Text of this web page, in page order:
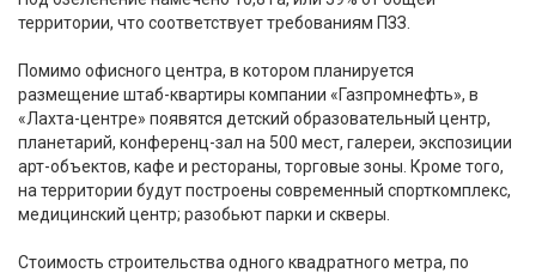
территории, что соответствует требованиям ПЗЗ.
Помимо офисного центра, в котором планируется
размещение штаб-квартиры компании «Газпромнефть», в
«Лахта-центре» появятся детский образовательный центр,
планетарий, конференц-зал на 500 мест, галереи, экспозиции
арт-объектов, кафе и рестораны, торговые зоны. Кроме того,
на территории будут построены современный спорткомплекс,
медицинский центр; разобьют парки и скверы.
Стоимость строительства одного квадратного метра, по